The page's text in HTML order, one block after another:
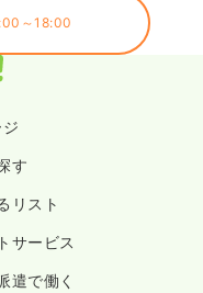
～18:00
す
リスト
サービス
遣で働く